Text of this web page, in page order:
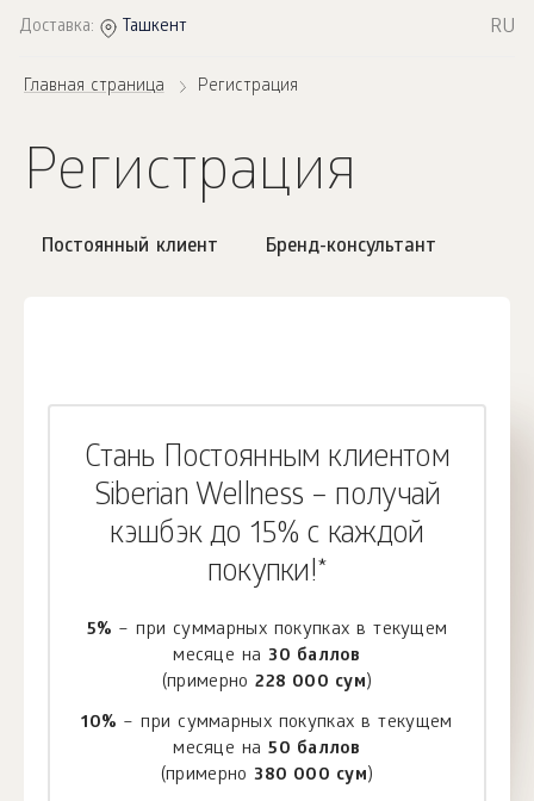
Доставка: Ташкент RU
Главная страница Регистрация
Регистрация
Постоянный клиент Бренд-консультант
Стань Постоянным клиентом
Siberian Wellness – получай
кэшбэк до 15% с каждой
покупки!*
5% – при суммарных покупках в текущем
месяце на30 баллов
(примерно228 000 сум)
10% – при суммарных покупках в текущем
месяце на50 баллов
(примерно380 000 сум)